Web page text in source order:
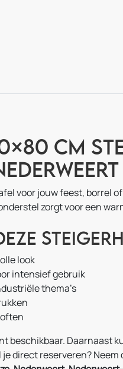
cm
voor jouw feest, borrel
zorgt voor een
look
intensief gebruik
thema’s
beschikbaar. Daarnaast
direct reserveren? Neem